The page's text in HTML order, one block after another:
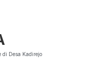
Desa Kadirejo